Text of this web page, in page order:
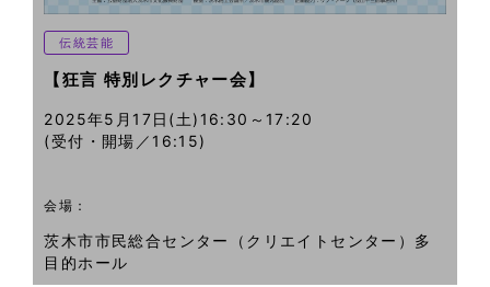
伝統芸能
【狂言 特別レクチャー会】
2025年5月17日(土)16:30～17:20
(受付・開場／16:15)
会場：
茨木市市民総合センター（クリエイトセンター）多
目的ホール